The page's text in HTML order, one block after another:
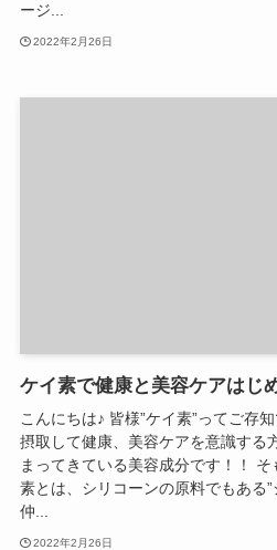
ージ...
2022年2月26日
ケイ素で健康と美容ケアはじ
こんにちは♪ 皆様”ケイ素”ってご存
摂取して健康、美容ケアを意識する
まってきている美容成分です！！ そ
素とは、シリコーンの原料でもある
仲...
2022年2月26日